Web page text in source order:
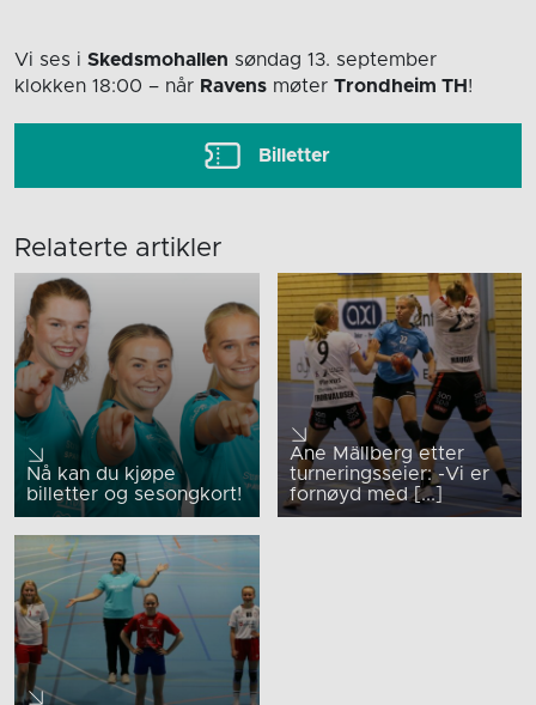
Vi ses i Skedsmohallen søndag 13. september
klokken 18:00 – når Ravens møter Trondheim TH!
Billetter
Relaterte artikler
Nå kan du kjøpe
billetter og sesongkort!
Ane Mällberg etter
turneringsseier: -Vi er
fornøyd med [...]